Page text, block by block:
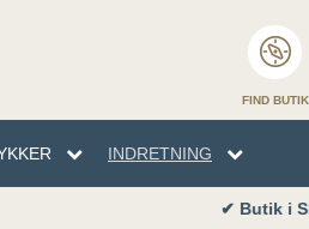
FIND BUTIK
INDRETNING
✔ Butik i Skagen